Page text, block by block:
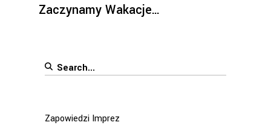
Zaczynamy Wakacje…
Search
Zapowiedzi Imprez